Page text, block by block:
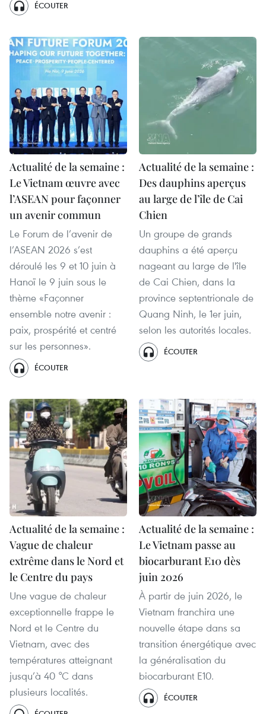
ÉCOUTER
Actualité de la semaine :
Le Vietnam œuvre avec
l’ASEAN pour façonner
un avenir commun
Le Forum de l’avenir de
l’ASEAN 2026 s’est
déroulé les 9 et 10 juin à
Hanoï le 9 juin sous le
thème «Façonner
ensemble notre avenir :
paix, prospérité et centré
sur les personnes».
ÉCOUTER
Actualité de la semaine :
Des dauphins aperçus
au large de l’île de Cai
Chien
Un groupe de grands
dauphins a été aperçu
nageant au large de l'île
de Cai Chien, dans la
province septentrionale de
Quang Ninh, le 1er juin,
selon les autorités locales.
ÉCOUTER
Actualité de la semaine :
Vague de chaleur
extrême dans le Nord et
le Centre du pays
Une vague de chaleur
exceptionnelle frappe le
Nord et le Centre du
Vietnam, avec des
températures atteignant
jusqu’à 40 °C dans
plusieurs localités.
Actualité de la semaine :
Le Vietnam passe au
biocarburant E10 dès
juin 2026
À partir de juin 2026, le
Vietnam franchira une
nouvelle étape dans sa
transition énergétique avec
la généralisation du
biocarburant E10.
ÉCOUTER